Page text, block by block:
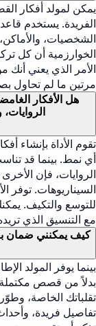
يمكن لمولد أفكار
الفريدة. يستخدم
الشخصيات،
الخوارزمية أن كل
الأمر الذي يعني
مرتين ما لم تحاول
هل الأفكار
تقوم الأداة بإنشاء
أي نمط. بينما قد
الروايات، فإن
السيناريوهات. توفر
للتوسع والتكيف.
مع التنسيق الذي
كيف يمكنني ضمان
بينما يوفر المولد
بدلاً من قصص
تقلباتك الخاصة،
تفاصيل فريدة،